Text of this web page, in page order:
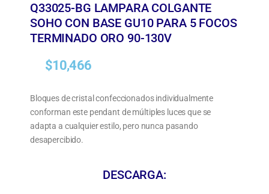
Q33025-BG LAMPARA COLGANTE
SOHO CON BASE GU10 PARA 5 FOCOS
TERMINADO ORO 90-130V
$10,466
Bloques de cristal confeccionados individualmente
conforman este pendant de múltiples luces que se
adapta a cualquier estilo, pero nunca pasando
desapercibido.
DESCARGA: